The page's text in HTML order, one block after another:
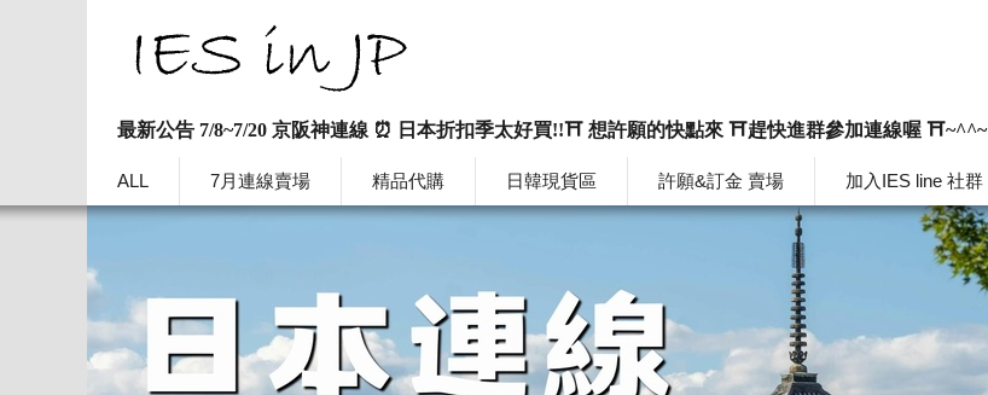
ALL 7月連線賣場 精品代購 日韓現貨區 許願&訂金 賣場 加入IES line 社群
最新公告 7/8~7/20 京阪神連線 ⏰ 日本折扣季太好買!!⛩️ 想許願的快點來 ⛩️趕快進群參加連線喔 ⛩️~^^~